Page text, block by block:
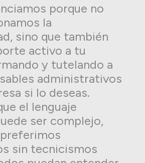
porque no
la
sino que también
activo a tu
y tutelando a
administrativos
si lo deseas.
el lenguaje
ser complejo,
sin tecnicismos